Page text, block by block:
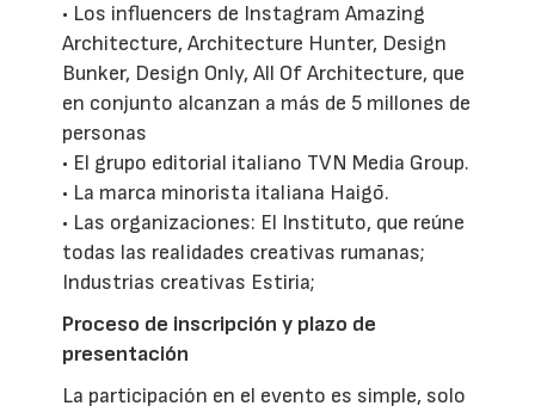
• Los influencers de Instagram Amazing
Architecture, Architecture Hunter, Design
Bunker, Design Only, All Of Architecture, que
en conjunto alcanzan a más de 5 millones de
personas
• El grupo editorial italiano TVN Media Group.
• La marca minorista italiana Haigō.
• Las organizaciones: El Instituto, que reúne
todas las realidades creativas rumanas;
Industrias creativas Estiria;
Proceso de inscripción y plazo de
presentación
La participación en el evento es simple, solo